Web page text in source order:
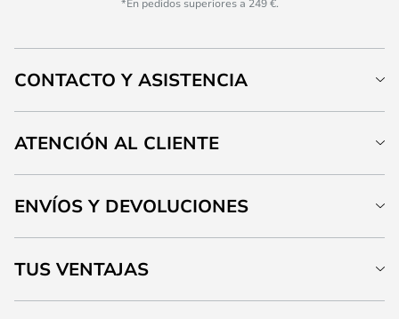
CONTACTO Y ASISTENCIA
ATENCIÓN AL CLIENTE
ENVÍOS Y DEVOLUCIONES
TUS VENTAJAS